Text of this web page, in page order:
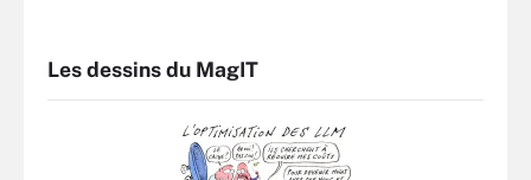
Les dessins du MagIT